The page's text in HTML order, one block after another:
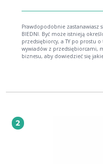
Prawdopodobnie zastanawiasz
BIEDNI. Być może istnieją
przedsiębiorcy, a TY po prostu
wywiadów z przedsiębiorcami,
biznesu, aby dowiedzieć się jakie
dochodu pasywnego
2